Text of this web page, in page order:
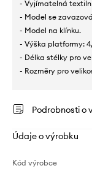
- Vyjímatelná
- Model se
- Model na klínku.
- Výška platformy:
- Délka stélky pro
- Rozměry pro
Podrobnosti o
Údaje o výrobku
Kód výrobce